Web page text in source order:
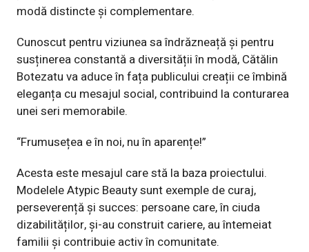
modă distincte și complementare.
Cunoscut pentru viziunea sa îndrăzneață și pentru
susținerea constantă a diversității în modă, Cătălin
Botezatu va aduce în fața publicului creații ce îmbină
eleganța cu mesajul social, contribuind la conturarea
unei seri memorabile.
“Frumusețea e în noi, nu în aparențe!”
Acesta este mesajul care stă la baza proiectului.
Modelele Atypic Beauty sunt exemple de curaj,
perseverență și succes: persoane care, în ciuda
dizabilităților,și-au construit cariere, au întemeiat
familii și contribuie activ în comunitate.